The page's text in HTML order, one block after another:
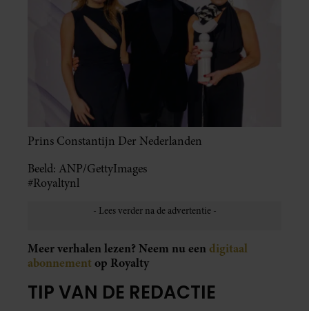
Prins Constantijn Der Nederlanden
Beeld: ANP/GettyImages
#Royaltynl
Meer verhalen lezen? Neem nu een digitaal
abonnement op Royalty
TIP VAN DE REDACTIE